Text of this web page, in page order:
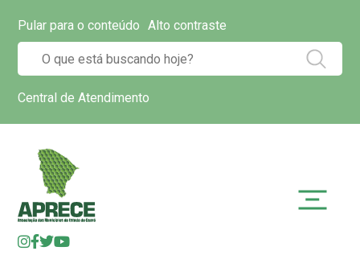
Pular para o conteúdo Alto contraste
Central de Atendimento